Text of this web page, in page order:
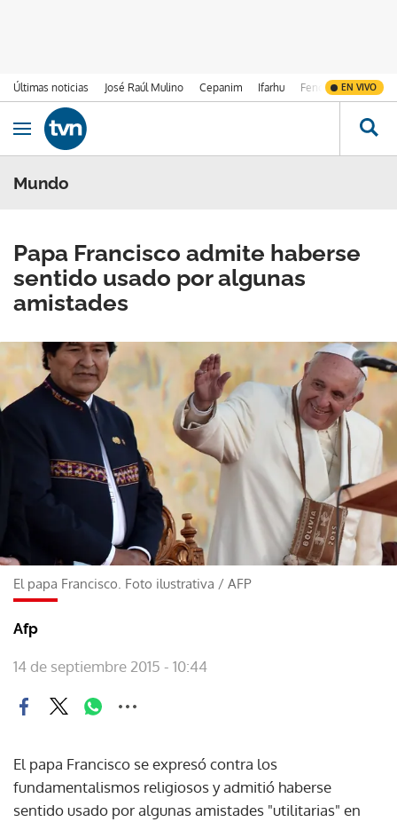
Últimas noticias José Raúl Mulino Cepanim Ifarhu Fenómeno de El
EN VIVO
Ir al contenido
Obrir navegació
Mundo
Papa Francisco admite haberse
sentido usado por algunas
amistades
El papa Francisco. Foto ilustrativa / AFP
Afp
14 de septiembre 2015 - 10:44
El papa Francisco se expresó contra los
fundamentalismos religiosos y admitió haberse
sentido usado por algunas amistades "utilitarias" en